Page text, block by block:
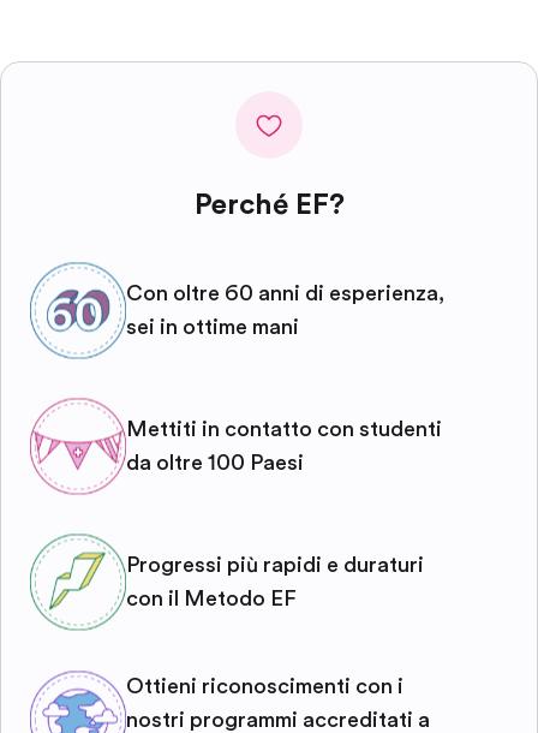
Perché EF?
Con oltre 60 anni di esperienza,
sei in ottime mani
Mettiti in contatto con studenti
da oltre 100 Paesi
Progressi più rapidi e duraturi
con il Metodo EF
Ottieni riconoscimenti con i
nostri programmi accreditati a